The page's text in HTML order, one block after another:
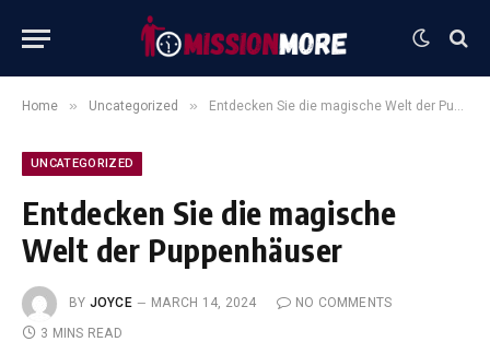
Home » Uncategorized » Entdecken Sie die magische Welt der Puppenhäuser
UNCATEGORIZED
Entdecken Sie die magische
Welt der Puppenhäuser
BY JOYCE MARCH 14, 2024
NO COMMENTS
3 MINS READ